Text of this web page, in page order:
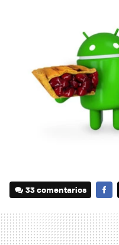
33 comentarios